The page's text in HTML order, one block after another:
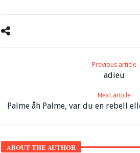
Previous article
adieu
Next article
Palme åh Palme, var du en rebell
ABOUT THE AUTHOR